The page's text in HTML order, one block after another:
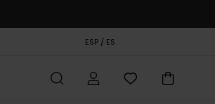
ESP / ES